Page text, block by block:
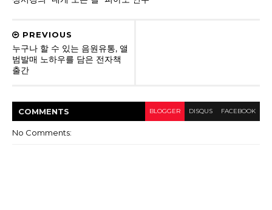
PREVIOUS
누구나 할 수 있는 음원유통, 앨
범발매 노하우를 담은 전자책
출간
COMMENTS BLOGGER DISQUS FACEBOOK
No Comments: